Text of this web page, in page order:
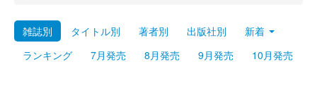
プレミアム
雑誌別 タイトル別 著者別 出版社別
新着
ランキング
7月発売 8月発売 9月発売 10月発売